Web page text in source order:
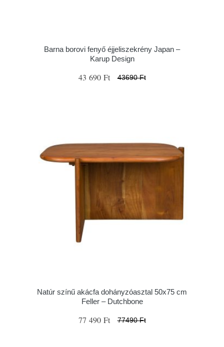
Barna borovi fenyő éjjeliszekrény Japan –
Karup Design
43 690 Ft 43690 Ft
Natúr színű akácfa dohányzóasztal 50x75 cm
Feller – Dutchbone
77 490 Ft 77490 Ft